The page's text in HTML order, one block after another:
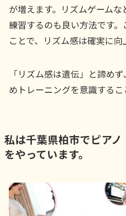
が増えます。リズムゲーム
練習するのも良い方法です
ことで、リズム感は確実に向
「リズム感は遺伝」と諦め
めトレーニングを意識するこ
私は千葉県柏市でピア
をやっています。